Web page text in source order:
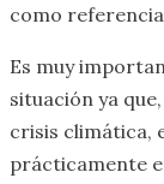
como
Es muy
situación ya
crisis climática,
prácticamente